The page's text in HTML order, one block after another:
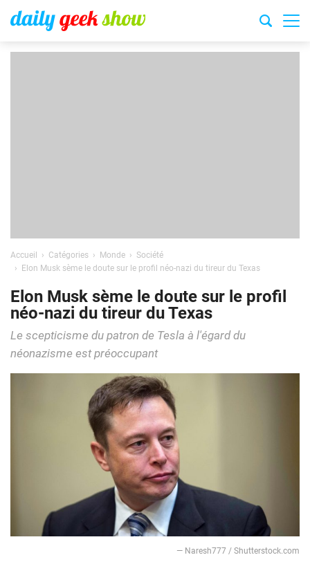
Accueil Catégories Monde
Société
Elon Musk sème le doute sur le profil néo-nazi du tireur du Texas
Elon Musk sème le doute sur le profil
néo-nazi du tireur du Texas
Le scepticisme du patron de Tesla à l'égard du
néonazisme est préoccupant
— Naresh777 / Shutterstock.com